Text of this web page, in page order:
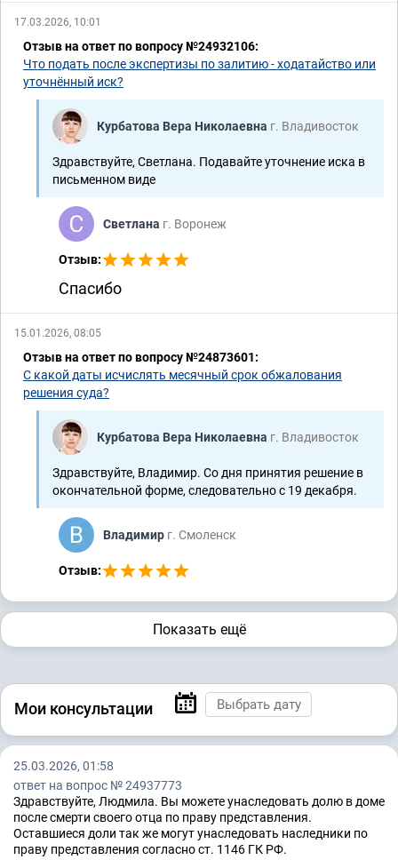
17.03.2026, 10:01
Отзыв на ответ по вопросу №24932106:
Что подать после экспертизы по залитию - ходатайство или
уточнённый иск?
Курбатова Вера Николаевна г. Владивосток
Здравствуйте, Светлана. Подавайте уточнение иска в
письменном виде
Светлана г. Воронеж
Отзыв:
Спасибо
15.01.2026, 08:05
Отзыв на ответ по вопросу №24873601:
С какой даты исчислять месячный срок обжалования
решения суда?
Курбатова Вера Николаевна г. Владивосток
Здравствуйте, Владимир. Со дня принятия решение в
окончательной форме, следовательно с 19 декабря.
Владимир г. Смоленск
Отзыв:
Показать ещё
Мои консультации
25.03.2026, 01:58
ответ на вопрос № 24937773
Здравствуйте, Людмила. Вы можете унаследовать долю в доме
после смерти своего отца по праву представления.
Оставшиеся доли так же могут унаследовать наследники по
праву представления согласно ст. 1146 ГК РФ.